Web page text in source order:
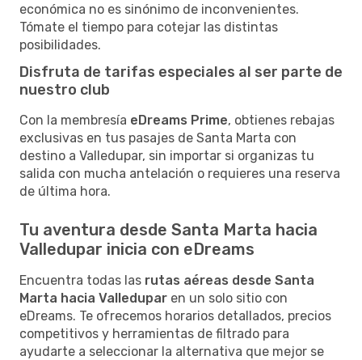
económica no es sinónimo de inconvenientes.
Tómate el tiempo para cotejar las distintas
posibilidades.
Disfruta de tarifas especiales al ser parte de
nuestro club
Con la membresía eDreams Prime, obtienes rebajas
exclusivas en tus pasajes de Santa Marta con
destino a Valledupar, sin importar si organizas tu
salida con mucha antelación o requieres una reserva
de última hora.
Tu aventura desde Santa Marta hacia
Valledupar inicia con eDreams
Encuentra todas las rutas aéreas desde Santa
Marta hacia Valledupar en un solo sitio con
eDreams. Te ofrecemos horarios detallados, precios
competitivos y herramientas de filtrado para
ayudarte a seleccionar la alternativa que mejor se